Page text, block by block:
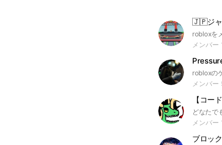
メンバー
メンバー
メンバー